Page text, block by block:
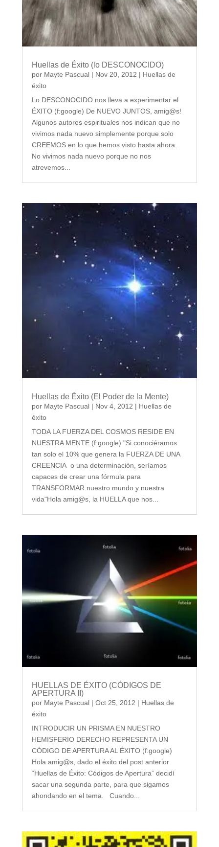
Huellas de Éxito (lo DESCONOCIDO)
por Mayte Pascual| Nov 20, 2012 | Huellas de
éxito
Lo DESCONOCIDO nos lleva a experimentar el
ÉXITO (f:google) De NUEVO JUNTOS, amig@s!
Algunos autores espirituales nos indican que no
vivimos nada nuevo simplemente porque solo
CREEMOS en lo que hemos visto hasta ahora.
No vivimos nada nuevo porque no nos
atrevemos...
Huellas de Éxito (El Poder de la Mente)
por Mayte Pascual| Nov 4, 2012 | Huellas de
éxito
TODA LA FUERZA DEL COSMOS RESIDE EN
NUESTRA MENTE (f:google) "Si conociéramos
tan solo el 10% que genera la FUERZA DE UNA
CREENCIA o una determinación, seríamos
capaces de crear una fórmula para
TRANSFORMAR nuestro mundo y nuestra
vida"Hola amig@s, la HUELLA que nos...
HUELLAS DE ÉXITO (CÓDIGOS DE
APERTURA II)
por Mayte Pascual| Oct 25, 2012 | Huellas de
éxito
INTRODUCIR UN PRISMA EN NUESTRO
HEMISFERIO DERECHO REPRESENTA UN
CÓDIGO DE APERTURA AL ÉXITO (f:google)
Hola amig@s, dado el éxito del post anterior
“Huellas de Éxito: Códigos de Apertura” decidí
sacar una segunda parte, para que sigamos
ahondando en el tema. Cuando...